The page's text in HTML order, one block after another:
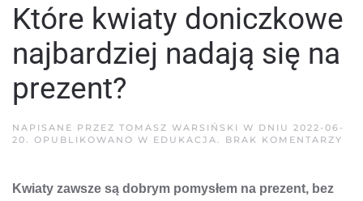
Które kwiaty doniczkowe
najbardziej nadają się na
prezent?
NAPISANE PRZEZ TOMASZ WARSIŃSKI W DNIU 2022-06-
20
. OPUBLIKOWANO W EDUKACJA BRAK KOMENTARZY
Kwiaty zawsze są dobrym pomysłem na prezent, bez